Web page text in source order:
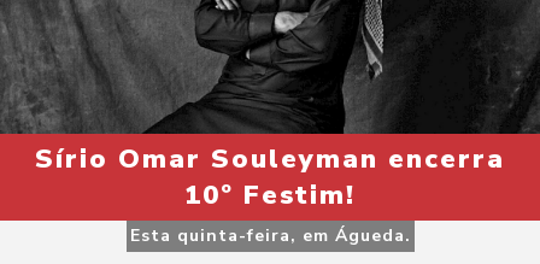
Sírio Omar Souleyman encerra
10º Festim!
Esta quinta-feira, em Águeda.